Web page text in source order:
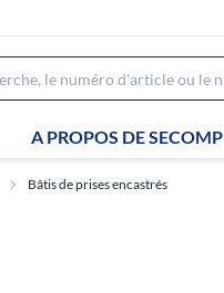
A PROPOS DE SECOMP
Bâtis de prises encastrés